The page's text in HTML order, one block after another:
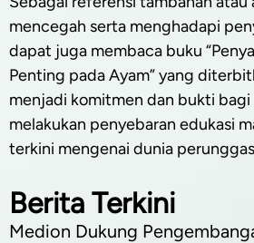
Berita Terkini
Medion Dukung
mencegah serta menghadapi
dapat juga membaca buku
Penting pada Ayam” yang
menjadi komitmen dan bukti
melakukan penyebaran edukasi
terkini mengenai dunia